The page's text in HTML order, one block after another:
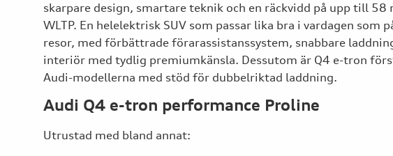
skarpare design, smartare teknik och en räckvidd på upp till
WLTP. En helelektrisk SUV som passar lika bra i vardagen som
resor, med förbättrade förarassistanssystem, snabbare
interiör med tydlig premiumkänsla. Dessutom är Q4 e-tron
Audi-modellerna med stöd för dubbelriktad laddning.
Audi Q4 e-tron performance Proline
Utrustad med bland annat: